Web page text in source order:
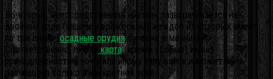
Во-вторых, непосредственная «битва» разворачивается на
двойном поле (вашем и вражеском), каждое из которых имеет
по три линии (осадные орудия, лучники и мечники).
Соответственно, любая
карта(кроме особых) имеет
принадлежность к тому или иному типу войск и может быть
размещена только в конкретной зоне.